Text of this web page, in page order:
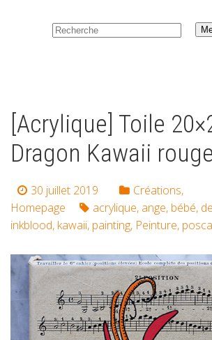
[Acrylique] Toile
Dragon Kawaii rouge
30 juillet 2019 Créations,
Homepage
acrylique, ange, bébé,
inkblood, kawaii, painting, Peinture, posca